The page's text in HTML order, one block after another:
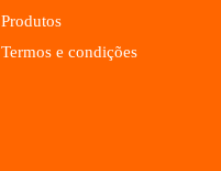
Produtos
Termos e condições